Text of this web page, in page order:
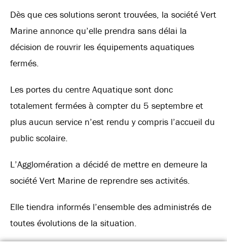
Dès que ces solutions seront trouvées, la société Vert
Marine annonce qu’elle prendra sans délai la
décision de rouvrir les équipements aquatiques
fermés.
Les portes du centre Aquatique sont donc
totalement fermées à compter du 5 septembre et
plus aucun service n’est rendu y compris l’accueil du
public scolaire.
L’Agglomération a décidé de mettre en demeure la
société Vert Marine de reprendre ses activités.
Elle tiendra informés l’ensemble des administrés de
toutes évolutions de la situation.